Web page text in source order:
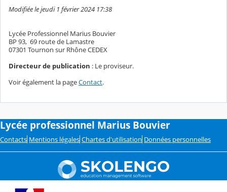
Modifiée le jeudi 1 février 2024 17:38
Lycée Professionnel Marius Bouvier
BP 93, 69 route de Lamastre
07301 Tournon sur Rhône CEDEX
Directeur de publication : Le proviseur.
Voir également la pageContact.
Lycée professionnel Marius Bouvier
Contacts Mentions légales Chartes d'utilisation Données personnelles